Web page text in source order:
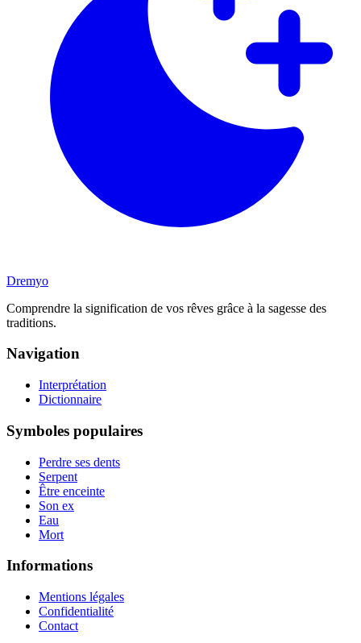
Dremyo
Comprendre la signification de vos rêves grâce à la sagesse des
traditions.
Navigation
Interprétation
Dictionnaire
Symboles populaires
Perdre ses dents
Serpent
Être enceinte
Son ex
Eau
Mort
Informations
Mentions légales
Confidentialité
Contact